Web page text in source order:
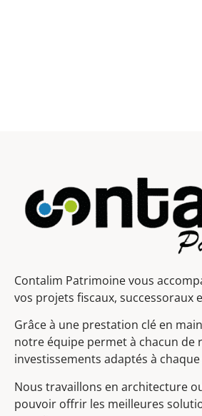
Contalim Patrimoine vous
vos projets fiscaux, successoraux
Grâce à une prestation clé en
notre équipe permet à chacun de
investissements adaptés à
Nous travaillons en architecture
pouvoir offrir les meilleures